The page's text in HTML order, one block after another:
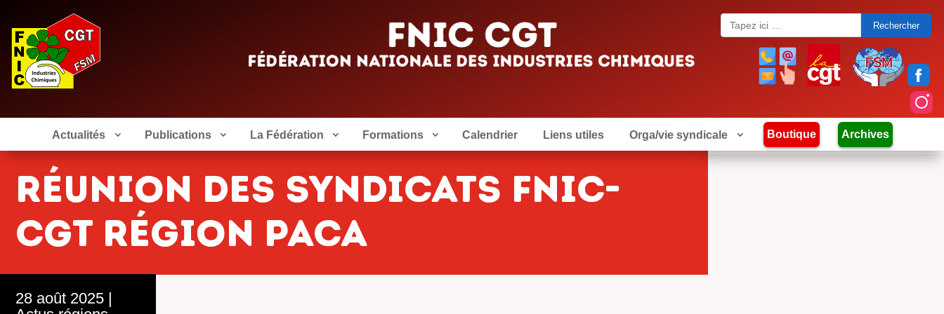
Search
for:
Actualités Publications La Fédération Formations Calendrier Liens utiles Orga/vie syndicale Boutique Archives
RÉUNION DES SYNDICATS FNIC-
CGT RÉGION PACA
28 août 2025 |